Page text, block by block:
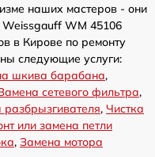
наших мастеров - они
Weissgauff WM 45106
в Кирове по ремонту
следующие услуги:
шкива барабана,
сетевого фильтра,
разбрызгивателя, Чистка
или замена петли
, Замена мотора